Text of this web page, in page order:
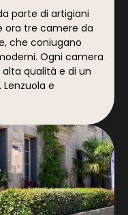
parte di artigiani
ora tre camere da
che coniugano
Ogni camera
qualità e di un
e
in un'accogliente
in casa,
anche
ordini effettuati
saranno consegnati
garantirne la